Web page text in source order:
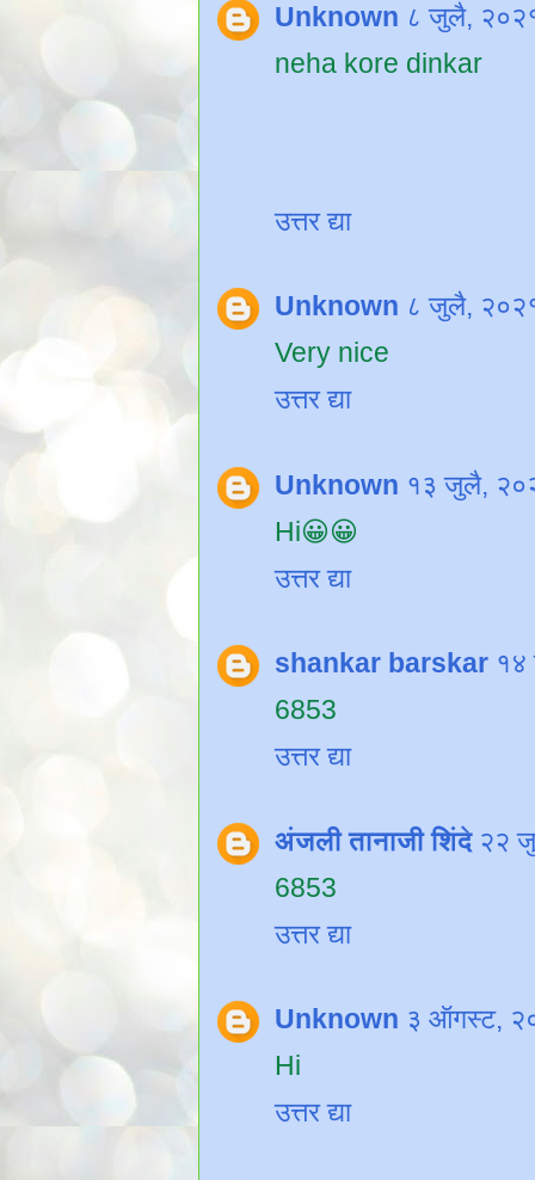
Unknown ८ जुलै,
neha kore dinkar
उत्तर द्या
Unknown ८ जुलै,
Very nice
उत्तर द्या
Unknown १३ जुलै,
Hi😀😀
उत्तर द्या
shankar barskar १४
6853
उत्तर द्या
अंजली तानाजी शिंदे २२
6853
उत्तर द्या
Unknown ३ ऑगस्ट,
Hi
उत्तर द्या